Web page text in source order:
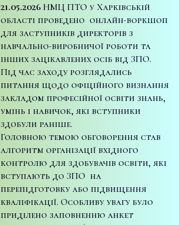
21.05.2026НМЦ ПТО у Харківській
області проведено онлайн-воркшоп
для заступників директорів з
навчально-виробничої роботи та
інших зацікавлених осіб від ЗПО.
Під час заходу розглядались
питання щодо офіційного визнання
закладом професійної освіти знань,
умінь і навичок, які вступники
здобули раніше.
Головною темою обговорення став
алгоритм організації вхідного
контролю для здобувачів освіти, які
вступають до ЗПО на
перепідготовку або підвищення
кваліфікації. Особливу увагу було
приділено заповненню анкет